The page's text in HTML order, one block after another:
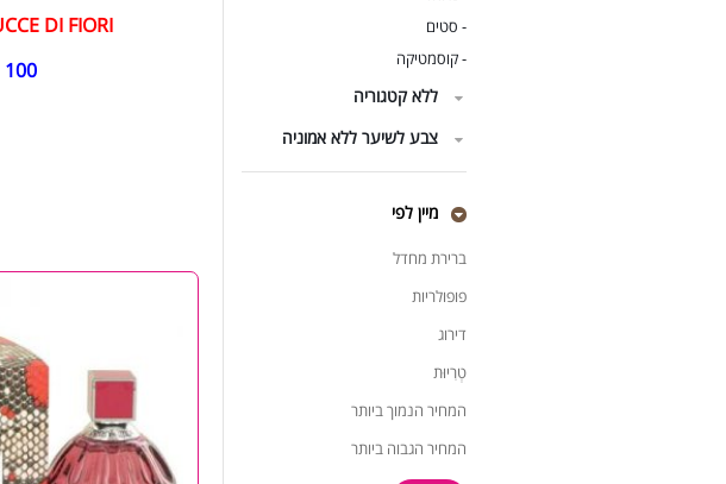
- סטים
-קוסמטיקה
ללא קטגוריה
צבע לשיער ללא אמוניה
מיין לפי
ברירת מחדל
פופולריות
דירוג
טְרִיוּת
המחיר הנמוך ביותר
המחיר הגבוה ביותר